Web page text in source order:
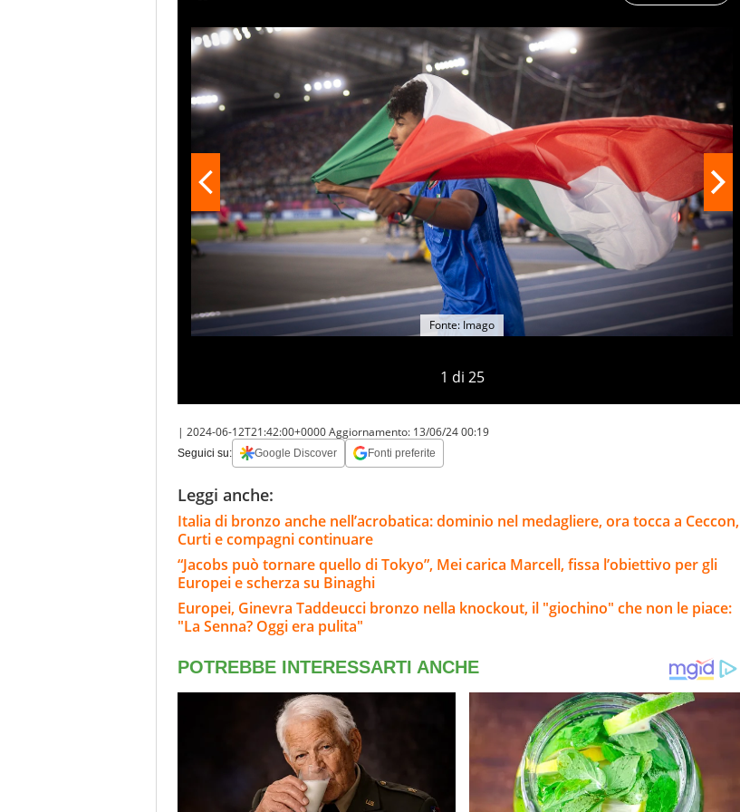
fan ben sperare in vista delle Olimpiadi di Parigi. Scorriamo la gallery con tutti
gli splendidi successi azzurri di questo straordinario Europeo.
1 di 25
Fonte: Imago
| 2024-06-12T21:42:00+0000Aggiornamento: 13/06/24 00:19
Seguici su: Google Discover Fonti preferite
Leggi anche:
Italia di bronzo anche nell’acrobatica: dominio nel medagliere, ora tocca a Ceccon,
Curti e compagni continuare
“Jacobs può tornare quello di Tokyo”, Mei carica Marcell, fissa l’obiettivo per gli
Europei e scherza su Binaghi
Europei, Ginevra Taddeucci bronzo nella knockout, il "giochino" che non le piace:
"La Senna? Oggi era pulita"